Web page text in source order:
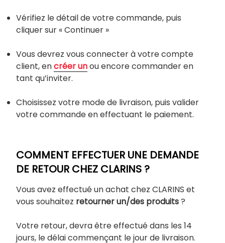
Vérifiez le détail de votre commande, puis
cliquer sur « Continuer »
Vous devrez vous connecter à votre compte
client, encréerunou encore commander en
tant qu’inviter.
Choisissez votre mode de livraison, puis valider
votre commande en effectuant le paiement.
COMMENT EFFECTUER UNE DEMANDE
DE RETOUR CHEZ CLARINS ?
Vous avez effectué un achat chez CLARINS et
vous souhaitez retourner un/des produits?
Votre retour, devra être effectué dans les 14
jours, le délai commençant le jour de livraison.